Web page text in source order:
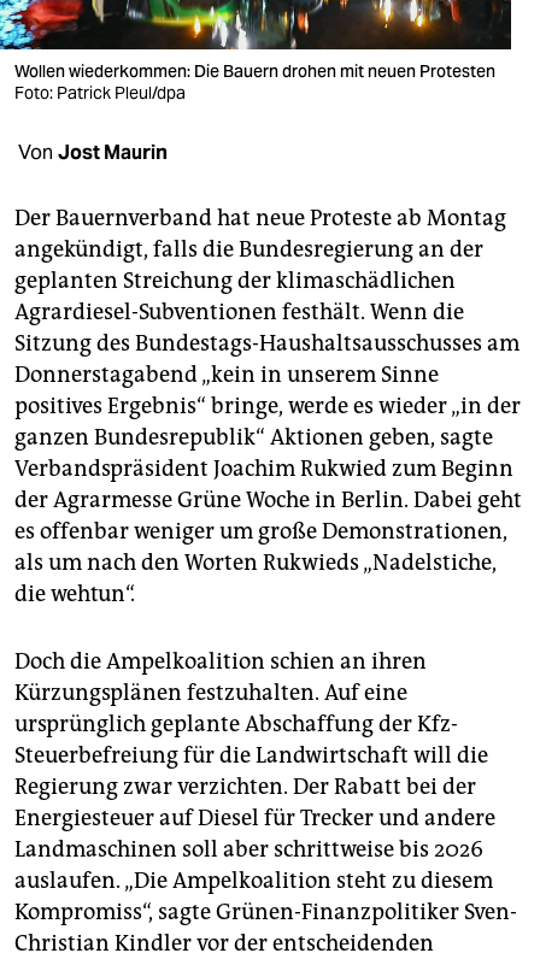
verlag
veranstaltungen
fragen & hilfe
unterstützen
abo
genossenschaft
epaper login
Wollen wiederkommen: Die Bauern drohen mit neuen Protesten
Foto: Patrick Pleul/dpa
Von Jost Maurin
Der Bauernverband hat neue Proteste ab Montag
angekündigt, falls die Bundesregierung an der
geplanten Streichung der klimaschädlichen
Agrardiesel-Subventionen festhält. Wenn die
Sitzung des Bundestags-Haushaltsausschusses am
Donnerstagabend „kein in unserem Sinne
positives Ergebnis“ bringe, werde es wieder „in der
ganzen Bundesrepu­blik“ Aktionen geben, sagte
Verbandspräsident Joachim Rukwied zum Beginn
der Agrarmesse Grüne Woche in Berlin. Dabei geht
es offenbar weniger um große Demonstrationen,
als um nach den Worten Rukwieds „Nadelstiche,
die wehtun“.
Doch die Ampelkoalition schien an ihren
Kürzungsplänen festzuhalten. Auf eine
ursprünglich geplante Abschaffung der Kfz-
Steuerbefreiung für die Landwirtschaft will die
Regierung zwar verzichten. Der Rabatt bei der
Energiesteuer auf Diesel für Trecker und andere
Landmaschinen soll aber schrittweise bis 2026
auslaufen. „Die Ampelkoalition steht zu diesem
Kompromiss“, sagte Grünen-Finanzpolitiker Sven-
Christian Kindler vor der entscheidenden